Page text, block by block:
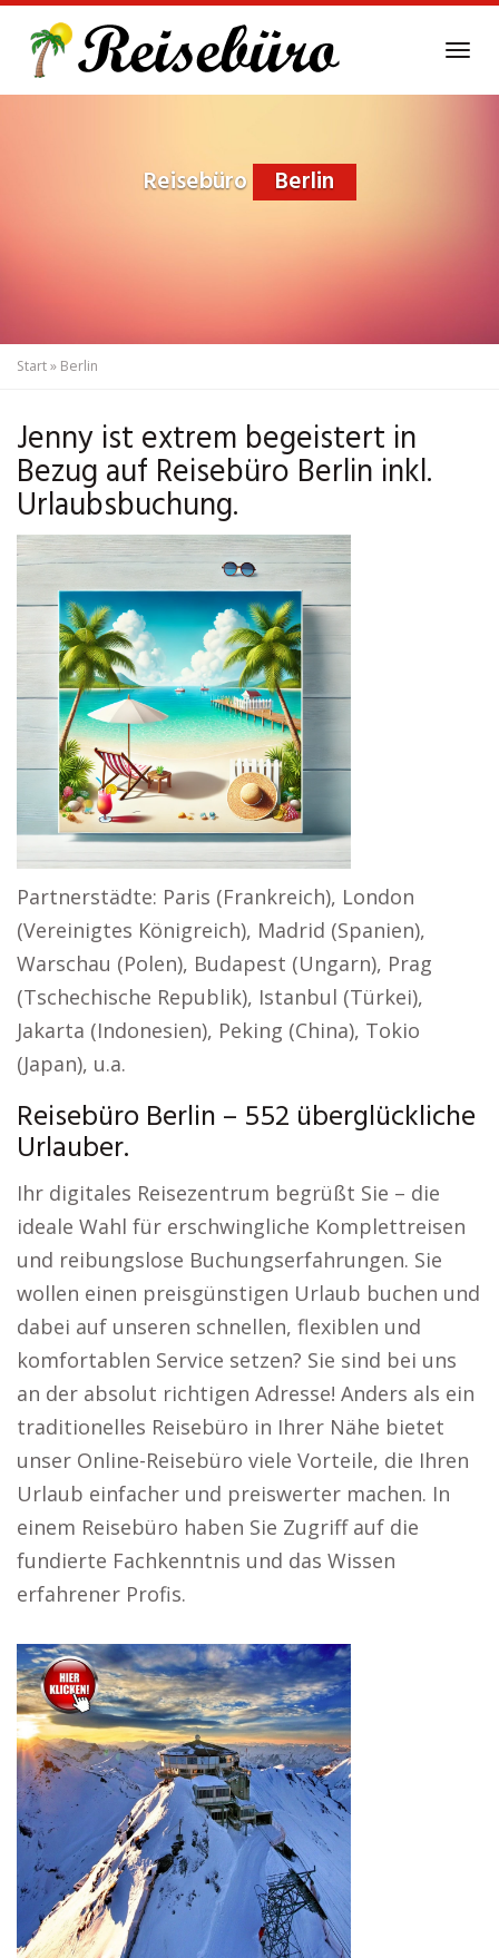
main
Reisebüro Berlin
Start» Berlin
Jenny ist extrem begeistert in
Bezug auf Reisebüro Berlin inkl.
Urlaubsbuchung.
Partnerstädte: Paris (Frankreich), London
(Vereinigtes Königreich), Madrid (Spanien),
Warschau (Polen), Budapest (Ungarn), Prag
(Tschechische Republik), Istanbul (Türkei),
Jakarta (Indonesien), Peking (China), Tokio
(Japan), u.a.
Reisebüro Berlin – 552 überglückliche
Urlauber.
Ihr digitales Reisezentrum begrüßt Sie – die
ideale Wahl für erschwingliche Komplettreisen
und reibungslose Buchungserfahrungen. Sie
wollen einen preisgünstigen Urlaub buchen und
dabei auf unseren schnellen, flexiblen und
komfortablen Service setzen? Sie sind bei uns
an der absolut richtigen Adresse! Anders als ein
traditionelles Reisebüro in Ihrer Nähe bietet
unser Online-Reisebüro viele Vorteile, die Ihren
Urlaub einfacher und preiswerter machen. In
einem Reisebüro haben Sie Zugriff auf die
fundierte Fachkenntnis und das Wissen
erfahrener Profis.